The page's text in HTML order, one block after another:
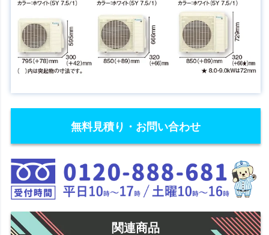
無料見積り・お問い合わせ
関連商品